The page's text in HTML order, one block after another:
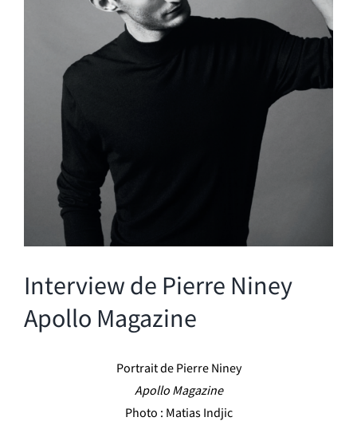
Interview de Pierre Niney
Apollo Magazine
Portrait de Pierre Niney
Apollo Magazine
Photo : Matias Indjic